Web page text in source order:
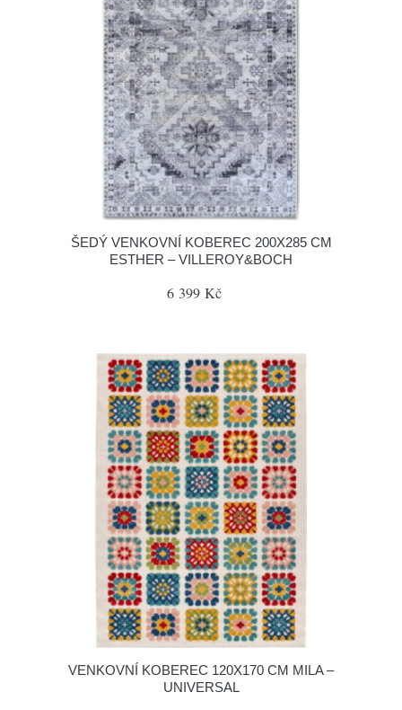
ŠEDÝ VENKOVNÍ KOBEREC 200X285 CM
ESTHER – VILLEROY&BOCH
6 399 Kč
VENKOVNÍ KOBEREC 120X170 CM MILA –
UNIVERSAL